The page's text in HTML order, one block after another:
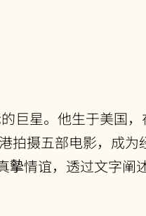
巨星。他生于美国
摄五部电影，成为
情谊，透过文字阐